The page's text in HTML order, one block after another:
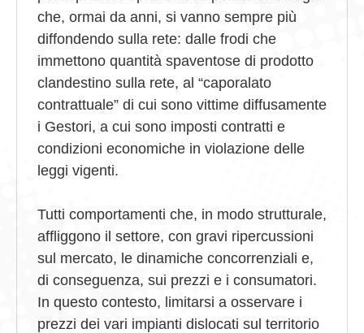
che, ormai da anni, si vanno sempre più
diffondendo sulla rete: dalle frodi che
immettono quantità spaventose di prodotto
clandestino sulla rete, al “caporalato
contrattuale” di cui sono vittime diffusamente
i Gestori, a cui sono imposti contratti e
condizioni economiche in violazione delle
leggi vigenti.
Tutti comportamenti che, in modo strutturale,
affliggono il settore, con gravi ripercussioni
sul mercato, le dinamiche concorrenziali e,
di conseguenza, sui prezzi e i consumatori.
In questo contesto, limitarsi a osservare i
prezzi dei vari impianti dislocati sul territorio